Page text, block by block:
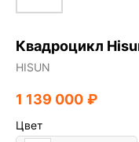
Квадроцикл
HISUN
1 139 000 ₽
Цвет